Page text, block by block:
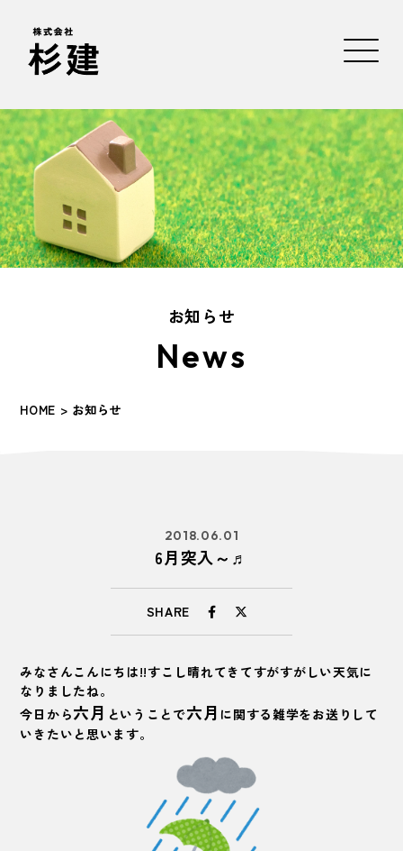
お知らせ
News
HOME > お知らせ
2018.06.01
6月突入～♬
SHARE
みなさんこんにちは!!すこし晴れてきてすがすがしい天気に
なりましたね。
今日から六月 ということで六月 に関する雑学をお送りして
いきたいと思います。